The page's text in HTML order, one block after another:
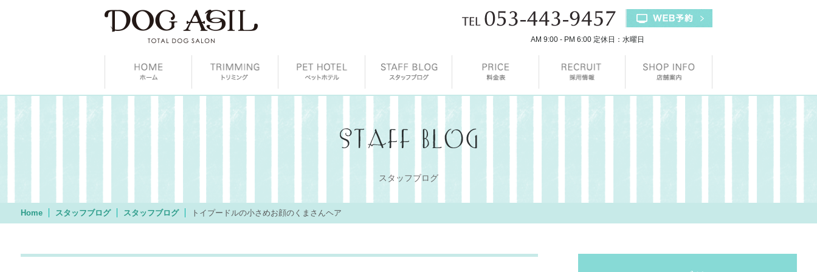
AM 9:00 - PM 6:00 定休日：水曜日
スタッフブログ
Home スタッフブログ スタッフブログ トイプードルの小さめお顔のくまさんヘア